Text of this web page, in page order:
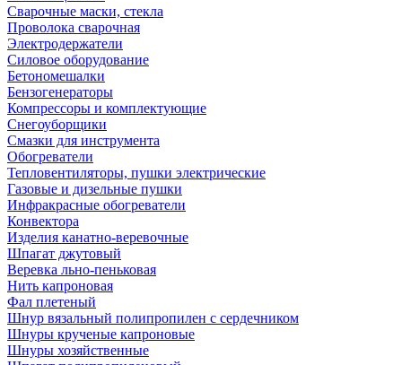
Сварочные маски, стекла
Проволока сварочная
Электродержатели
Силовое оборудование
Бетономешалки
Бензогенераторы
Компрессоры и комплектующие
Снегоуборщики
Смазки для инструмента
Обогреватели
Тепловентиляторы, пушки электрические
Газовые и дизельные пушки
Инфракрасные обогреватели
Конвектора
Изделия канатно-веревочные
Шпагат джутовый
Веревка льно-пеньковая
Нить капроновая
Фал плетеный
Шнур вязальный полипропилен с сердечником
Шнуры крученые капроновые
Шнуры хозяйственные